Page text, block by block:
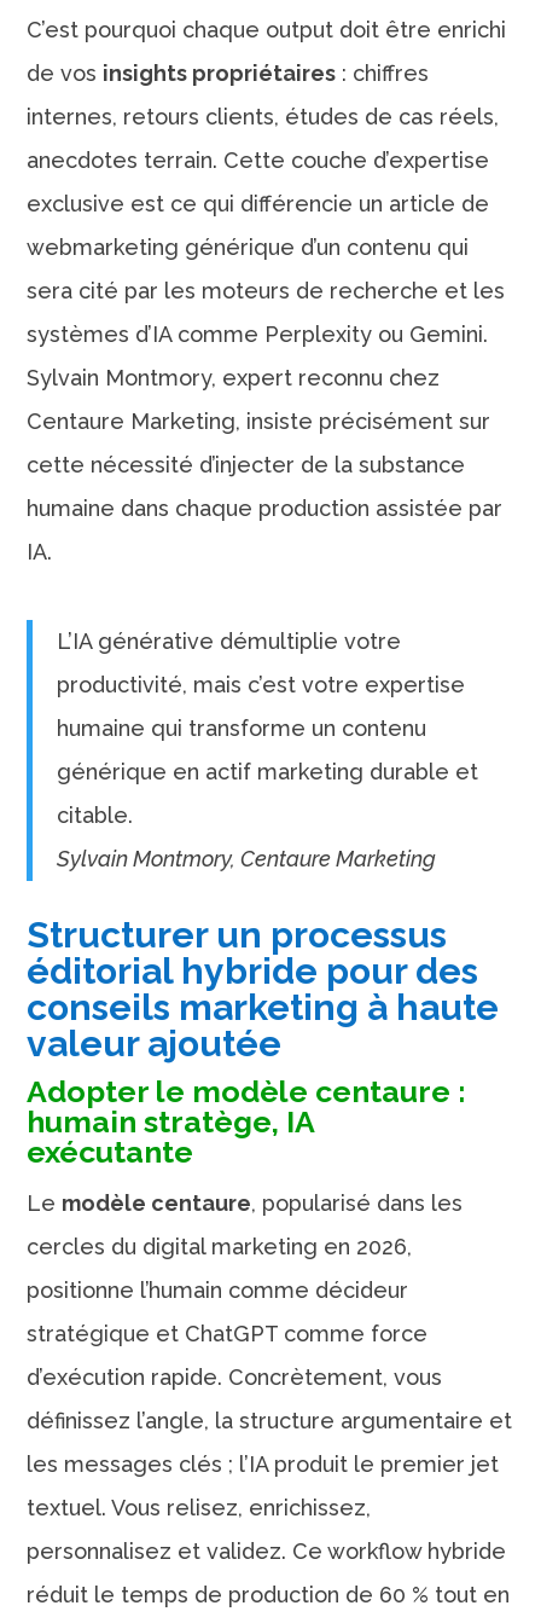
C’est pourquoi chaque output doit être enrichi
de vos insights propriétaires : chiffres
internes, retours clients, études de cas réels,
anecdotes terrain. Cette couche d’expertise
exclusive est ce qui différencie un article de
webmarketing générique d’un contenu qui
sera cité par les moteurs de recherche et les
systèmes d’IA comme Perplexity ou Gemini.
Sylvain Montmory, expert reconnu chez
Centaure Marketing, insiste précisément sur
cette nécessité d’injecter de la substance
humaine dans chaque production assistée par
IA.
L’IA générative démultiplie votre
productivité, mais c’est votre expertise
humaine qui transforme un contenu
générique en actif marketing durable et
citable.
Sylvain Montmory, Centaure Marketing
Structurer un processus
éditorial hybride pour des
conseils marketing à haute
valeur ajoutée
Adopter le modèle centaure :
humain stratège, IA
exécutante
Le modèle centaure, popularisé dans les
cercles du digital marketing en 2026,
positionne l’humain comme décideur
stratégique et ChatGPT comme force
d’exécution rapide. Concrètement, vous
définissez l’angle, la structure argumentaire et
les messages clés ; l’IA produit le premier jet
textuel. Vous relisez, enrichissez,
personnalisez et validez. Ce workflow hybride
réduit le temps de production de 60 % tout en